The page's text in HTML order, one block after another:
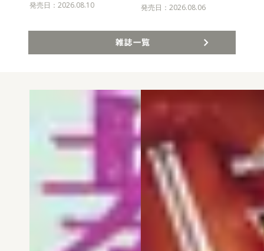
発売日：2026.08.10
発売日：2026.08.06